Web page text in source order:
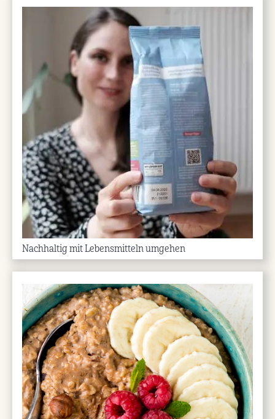
Nachhaltig mit Lebensmitteln umgehen